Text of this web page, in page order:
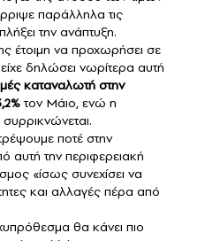
παράλληλα τις
την ανάπτυξη.
έτοιμη να προχωρήσει σε
δηλώσει νωρίτερα αυτή
καταναλωτή στην
τον Μάιο, ενώ η
συρρικνώνεται.
ποτέ στην
αυτή την περιφερειακή
«ίσως συνεχίσει να
και αλλαγές πέρα από
θα κάνει πιο